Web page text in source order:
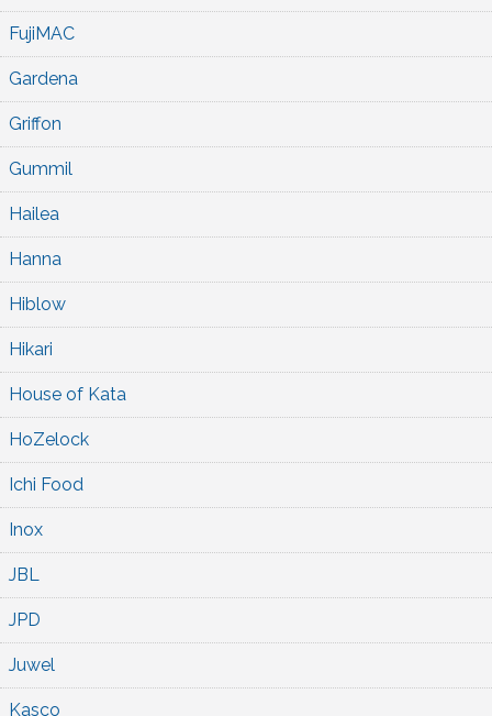
FujiMAC
Gardena
Griffon
Gummil
Hailea
Hanna
Hiblow
Hikari
House of Kata
HoZelock
Ichi Food
Inox
JBL
JPD
Juwel
Kasco